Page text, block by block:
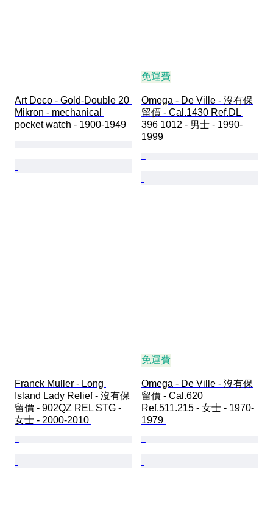
Art Deco - Gold-Double 20
Mikron - mechanical
pocket watch - 1900-1949
免運費
Omega - De Ville - 沒有保
留價 - Cal.1430 Ref.DL
396 1012 - 男士 - 1990-
1999
Franck Muller - Long
Island Lady Relief - 沒有保
留價 - 902QZ REL STG -
女士 - 2000-2010
免運費
Omega - De Ville - 沒有保
留價 - Cal.620
Ref.511.215 - 女士 - 1970-
1979